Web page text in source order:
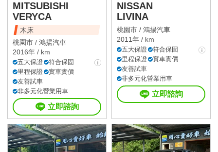
MITSUBISHI
VERYCA
木床
桃園市 / 鴻揚汽車
2016年 / km
五大保證
符合保固
里程保證
實車實價
友善試車
非多元化營業用車
立即諮詢
NISSAN
LIVINA
桃園市 / 鴻揚汽車
2011年 / km
五大保證
符合保固
里程保證
實車實價
友善試車
非多元化營業用車
立即諮詢